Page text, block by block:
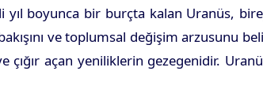
yıl boyunca bir burçta kalan Uranüs,
ve toplumsal değişim arzusunu
açan yeniliklerin gezegenidir.